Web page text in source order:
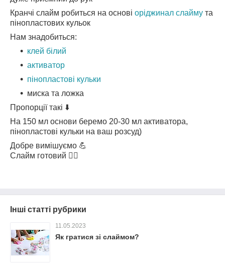
Кранчі слайм робиться на основі оріджинал слайму та
пінопластових кульок
Нам знадобиться:
клей білий
активатор
пінопластові кульки
миска та ложка
Пропорції такі ⬇️
На 150 мл основи беремо 20-30 мл активатора,
пінопластові кульки на ваш розсуд)
Добре вимішуємо 💪
Слайм готовий 🧚‍♀️
Інші статті рубрики
11.05.2023
Як гратися зі слаймом?